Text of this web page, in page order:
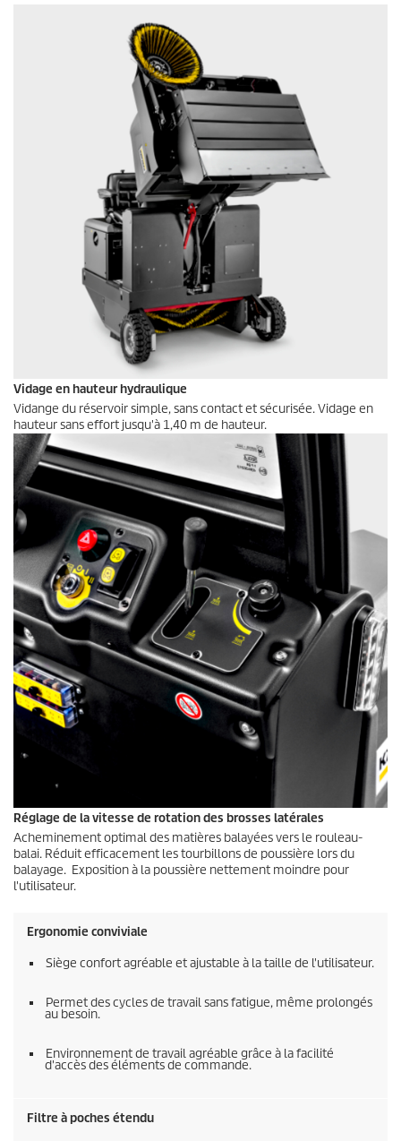
Vidage en hauteur hydraulique
Vidange du réservoir simple, sans contact et sécurisée. Vidage en
hauteur sans effort jusqu'à 1,40 m de hauteur.
Réglage de la vitesse de rotation des brosses latérales
Acheminement optimal des matières balayées vers le rouleau-
balai. Réduit efficacement les tourbillons de poussière lors du
balayage. Exposition à la poussière nettement moindre pour
l'utilisateur.
Ergonomie conviviale
Siège confort agréable et ajustable à la taille de l'utilisateur.
Permet des cycles de travail sans fatigue, même prolongés
au besoin.
Environnement de travail agréable grâce à la facilité
d'accès des éléments de commande.
Filtre à poches étendu